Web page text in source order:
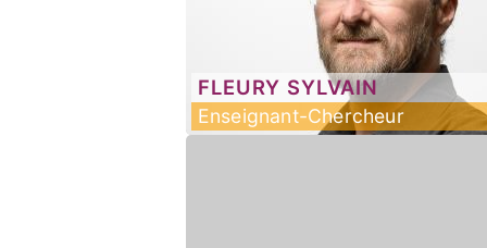
FLEURY SYLVAIN
Enseignant-Chercheur